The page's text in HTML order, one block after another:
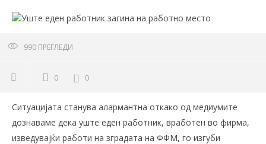
990 ПРЕГЛЕДИ
0 0
Ситуацијата станува алармантна oткако од медиумите
дознаваме дека уште еден работник, вработен во фирма,
изведувајќи работи на зградата на ФФМ, го изгуби